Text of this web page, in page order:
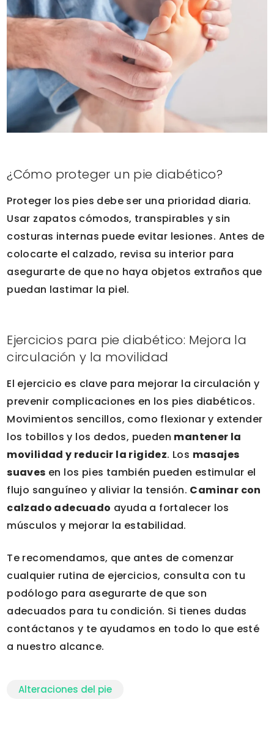
¿Cómo proteger un pie diabético?
Proteger los pies debe ser una prioridad diaria.
Usar zapatos cómodos, transpirables y sin
costuras internas puede evitar lesiones. Antes de
colocarte el calzado, revisa su interior para
asegurarte de que no haya objetos extraños que
puedan lastimar la piel.
Ejercicios para pie diabético: Mejora la
circulación y la movilidad
El ejercicio es clave para mejorar la circulación y
prevenir complicaciones en los pies diabéticos.
Movimientos sencillos, como flexionar y extender
los tobillos y los dedos, pueden mantener la
movilidad y reducir la rigidez. Los masajes
suaves en los pies también pueden estimular el
flujo sanguíneo y aliviar la tensión. Caminar con
calzado adecuado ayuda a fortalecer los
músculos y mejorar la estabilidad.
Te recomendamos, que antes de comenzar
cualquier rutina de ejercicios, consulta con tu
podólogo para asegurarte de que son
adecuados para tu condición. Si tienes dudas
contáctanos y te ayudamos en todo lo que esté
a nuestro alcance.
Alteraciones del pie